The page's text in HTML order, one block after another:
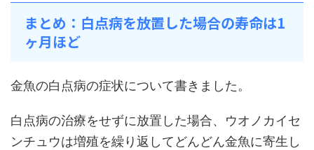
まとめ：白点病を放置した場合の寿命は1
ヶ月ほど
金魚の白点病の症状について書きました。
白点病の治療をせずに放置した場合、ウオノカイセ
ンチュウは増殖を繰り返してどんどん金魚に寄生し